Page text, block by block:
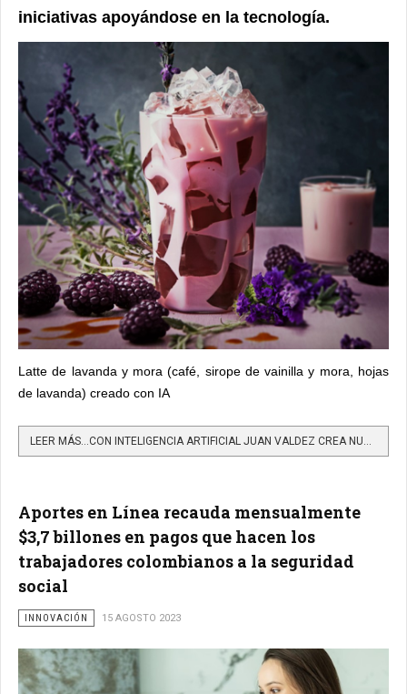
iniciativas apoyándose en la tecnología.
Latte de lavanda y mora (café, sirope de vainilla y mora, hojas
de lavanda) creado con IA
LEER MÁS…CON INTELIGENCIA ARTIFICIAL JUAN VALDEZ CREA NUEVAS BEBIDAS
Aportes en Línea recauda mensualmente
$3,7 billones en pagos que hacen los
trabajadores colombianos a la seguridad
social
INNOVACIÓN 15 AGOSTO 2023